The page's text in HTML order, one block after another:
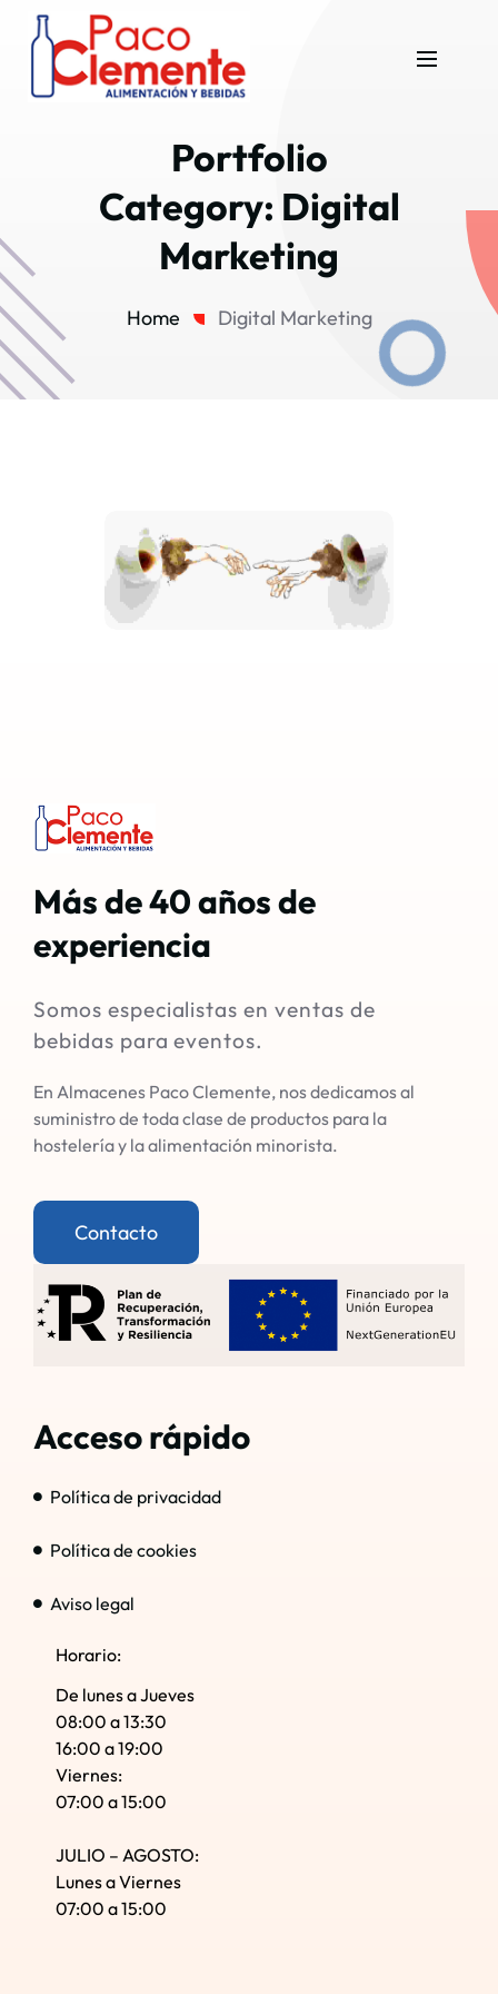
Portfolio
Category: Digital
Marketing
Home Digital Marketing
Digital Marketing
Más de 40 años de
experiencia
Somos especialistas en ventas de
bebidas para eventos.
En Almacenes Paco Clemente, nos dedicamos al
suministro de toda clase de productos para la
hostelería y la alimentación minorista.
Contacto
Acceso rápido
Política de privacidad
Política de cookies
Aviso legal
Horario:
De lunes a Jueves
08:00 a 13:30
16:00 a 19:00
Viernes:
07:00 a 15:00
JULIO – AGOSTO:
Lunes a Viernes
07:00 a 15:00